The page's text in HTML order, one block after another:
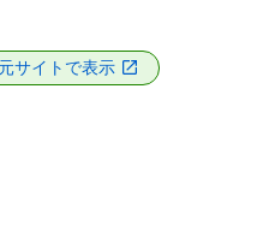
サイトで表示